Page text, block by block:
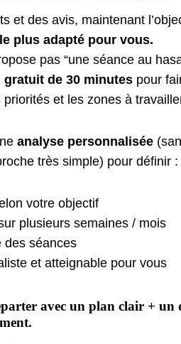
et des avis, maintenant
plus adapté pour vous.
pas “une séance au
gratuit de 30 minutes pour
et les zones à
analyse personnalisée
très simple) pour définir :
votre objectif
plusieurs semaines / mois
des séances
et atteignable pour vous
avec un plan clair + un